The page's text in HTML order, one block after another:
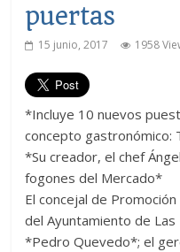
puertas
15 junio, 2017 1958
*Incluye 10 nuevos
concepto gastronómico:
*Su creador, el chef
fogones del Mercado*
El concejal de
del Ayuntamiento de Las
*Pedro Quevedo*; el